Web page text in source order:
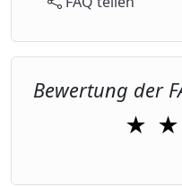
Bewertung der
★ ★